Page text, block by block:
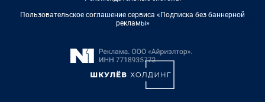
Пользовательское соглашение сервиса «Подписка без баннерной
рекламы»